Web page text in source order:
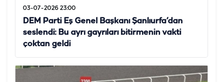
03-07-2026 23:00
DEM Parti Eş Genel Başkanı Şanlıurfa’dan
seslendi: Bu ayrı gayrıları bitirmenin vakti
çoktan geldi